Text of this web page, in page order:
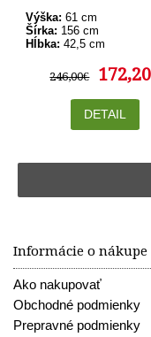
Výška: 61 cm
Šírka: 156 cm
Hĺbka: 42,5 cm
246,00€
DETAIL
Informácie o nákupe
Ako nakupovať
Obchodné podmienky
Prepravné podmienky